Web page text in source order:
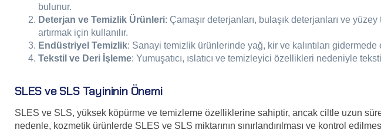
bulunur.
Deterjan ve Temizlik Ürünleri: Çamaşır deterjanları, bulaşık deterjanları ve
artırmak için kullanılır.
Endüstriyel Temizlik: Sanayi temizlik ürünlerinde yağ, kir ve kalıntıları gidermede
Tekstil ve Deri İşleme: Yumuşatıcı, ıslatıcı ve temizleyici özellikleri nedeniyle
SLES ve SLS Tayininin Önemi
SLES ve SLS, yüksek köpürme ve temizleme özelliklerine sahiptir, ancak ciltle uzun
nedenle, kozmetik ürünlerde SLES ve SLS miktarının sınırlandırılması ve kontrol